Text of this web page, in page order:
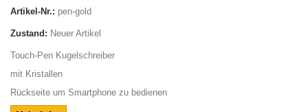
Artikel-Nr.: pen-gold
Zustand: Neuer Artikel
Touch-Pen Kugelschreiber
mit Kristallen
Rückseite um Smartphone zu bedienen